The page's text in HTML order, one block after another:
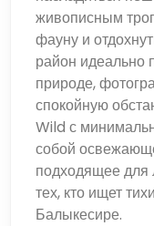
живописным
фауну и
район идеально
природе,
спокойную
Wild с
собой
подходящее для
тех, кто ищет
Балыкесире.